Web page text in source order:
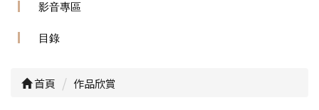
影音專區
目錄
首頁 作品欣賞